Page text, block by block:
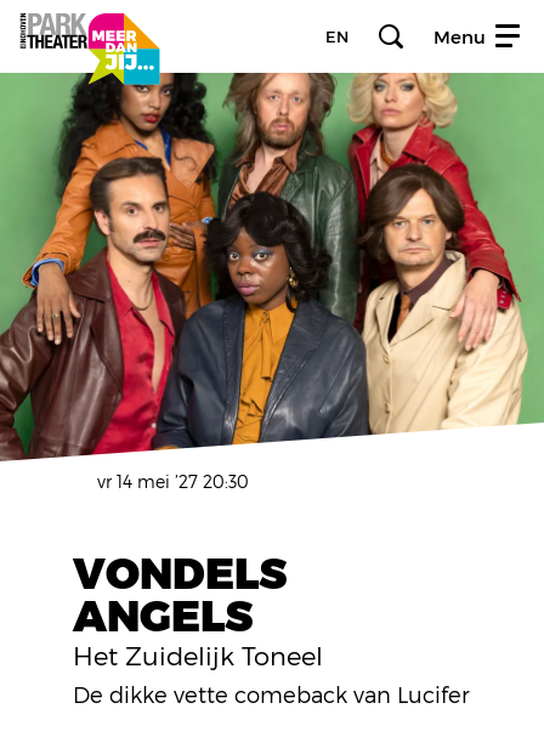
EN Menu
VONDELS
ANGELS
Het Zuidelijk Toneel
vr 14 mei ’27 20:30
De dikke vette comeback van Lucifer